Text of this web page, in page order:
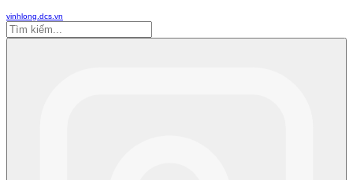
vinhlong.dcs.vn